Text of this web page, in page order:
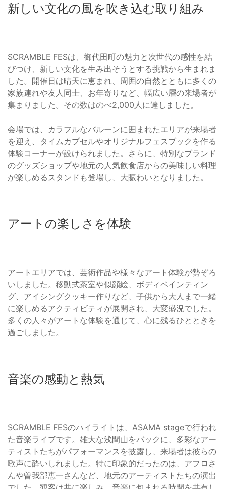
新しい文化の風を吹き込む取り組み
SCRAMBLE FESは、御代田町の魅力と次世代の感性を結
びつけ、新しい文化を生み出そうとする挑戦から生まれま
した。開催日は晴天に恵まれ、周囲の自然とともに多くの
家族連れや友人同士、お年寄りなど、幅広い層の来場者が
集まりました。その数はのべ2,000人に達しました。
会場では、カラフルなバルーンに囲まれたエリアが来場者
を迎え、タイムカプセルやオリジナルフェスブックを作る
体験コーナーが設けられました。さらに、特別なブランド
のグッズショップや地元の人気飲食店からの美味しい料理
が楽しめるスタンドも登場し、大賑わいとなりました。
アートの楽しさを体験
アートエリアでは、芸術作品や様々なアート体験が勢ぞろ
いしました。移動式茶室や似顔絵、ボディペインティン
グ、アイシングクッキー作りなど、子供から大人まで一緒
に楽しめるアクティビティが展開され、大変盛況でした。
多くの人々がアートな体験を通じて、心に残るひとときを
過ごしました。
音楽の感動と熱気
SCRAMBLE FESのハイライトは、ASAMA stageで行われ
た音楽ライブです。雄大な浅間山をバックに、多彩なアー
ティストたちがパフォーマンスを披露し、来場者は彼らの
歌声に酔いしれました。特に印象的だったのは、アフロさ
んや曽我部恵一さんなど、地元のアーティストたちの演出